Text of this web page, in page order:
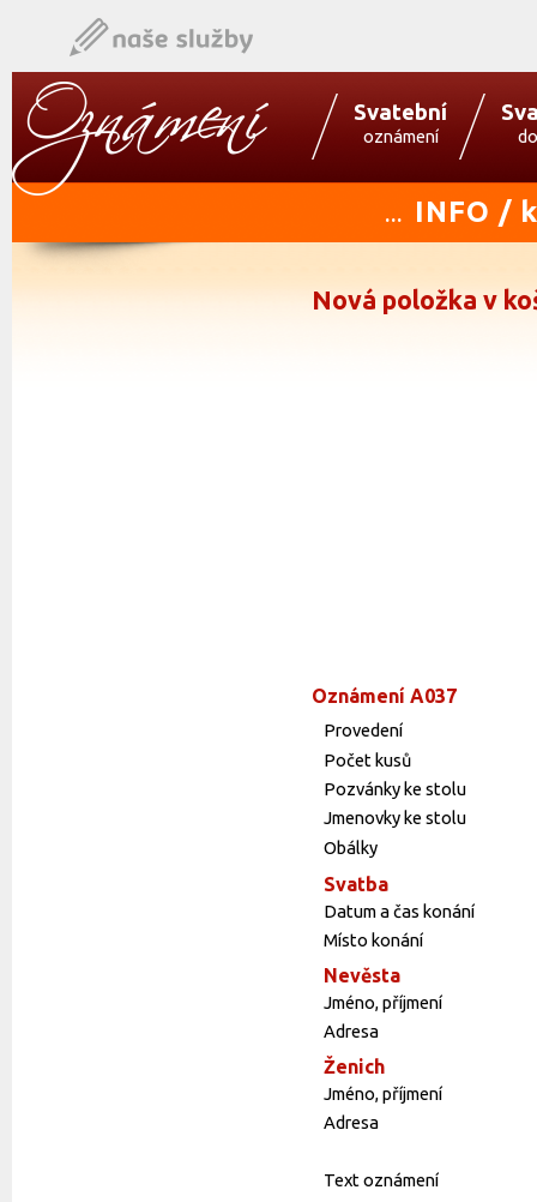
Svatební
oznámení
... INFO /
Nová položka v
Oznámení A037
Provedení
Počet kusů
Pozvánky ke stolu
Jmenovky ke stolu
Obálky
Svatba
Datum a čas konání
Místo konání
Nevěsta
Jméno, příjmení
Adresa
Ženich
Jméno, příjmení
Adresa
Text oznámení